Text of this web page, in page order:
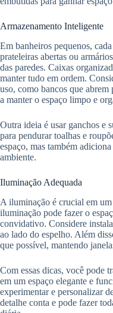
Armazenamento Inteligente
Em banheiros pequenos,
prateleiras abertas ou
das paredes. Caixas
manter tudo em ordem.
uso, como bancos que abrem
a manter o espaço limpo e
Outra ideia é usar ganchos e
para pendurar toalhas e
espaço, mas também
ambiente.
Iluminação Adequada
A iluminação é crucial em
iluminação pode fazer o
convidativo. Considere
ao lado do espelho. Além
que possível, mantendo
Com essas dicas, você pode
em um espaço elegante e
experimentar e personalizar
detalhe conta e pode fazer